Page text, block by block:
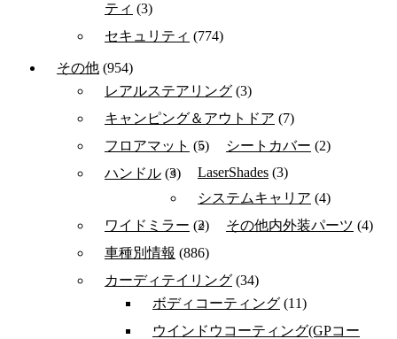
ティ (3)
セキュリティ (774)
その他 (954)
レアルステアリング (3)
キャンピング＆アウトドア (7)
フロアマット (5) シートカバー (2)
ハンドル (3) LaserShades (3)
システムキャリア (4)
ワイドミラー (2) その他内外装パーツ (4)
車種別情報 (886)
カーディテイリング (34)
ボディコーティング (11)
ウインドウコーティング(GPコー